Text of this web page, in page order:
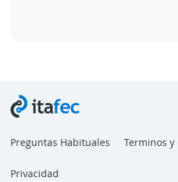
Preguntas Habituales Terminos y
Privacidad